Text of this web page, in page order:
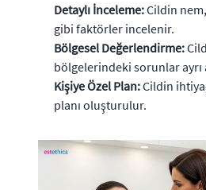
Detaylı İnceleme:Cildin
gibi faktörler incelenir.
Bölgesel Değerlendirme:
bölgelerindeki sorunlar ayrı
Kişiye Özel Plan:Cildin
planı oluşturulur.